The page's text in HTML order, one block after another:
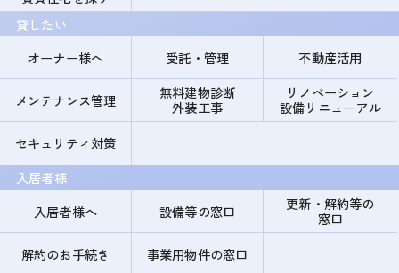
貸したい
オーナー様へ
受託・管理 不動産活用
メンテナンス管理
無料建物診断
外装工事
リノベーション
設備リニューアル
セキュリティ対策
入居者様
入居者様へ
設備等の窓口
更新・解約等の
窓口
解約のお手続き
事業用物件の窓口